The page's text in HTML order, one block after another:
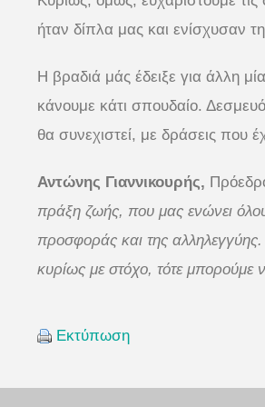
ήταν δίπλα μας και ενίσχυσαν
Η βραδιά μάς έδειξε για άλλη
κάνουμε κάτι σπουδαίο.
θα συνεχιστεί, με δράσεις που
Αντώνης Γιαννικουρής,
πράξη ζωής, που μας ενώνει
προσφοράς και της
κυρίως με στόχο, τότε μπορούμε
Εκτύπωση